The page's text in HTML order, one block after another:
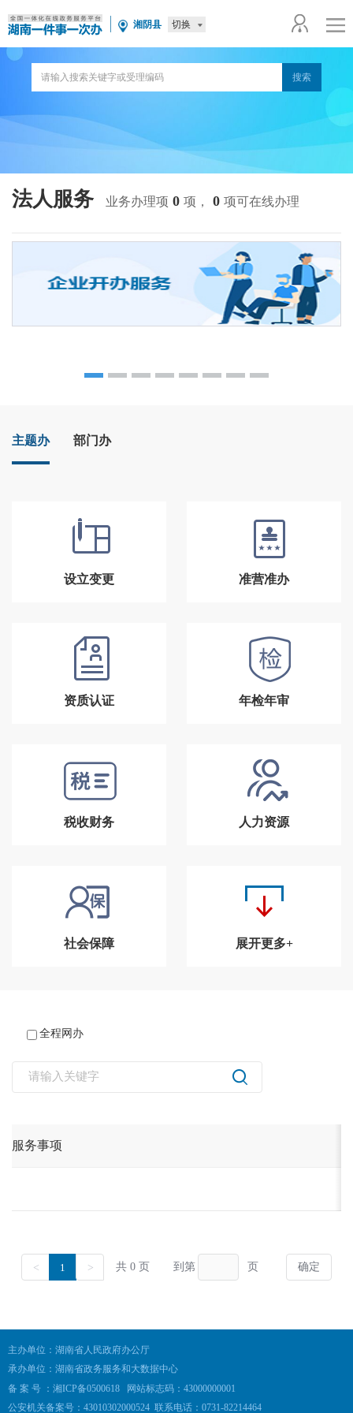
湘阴县 切换
法人服务 业务办理项 0 项， 0 项可在线办理
主题办 部门办
设立变更 准营准办
资质认证 年检年审
税收财务 人力资源
社会保障 展开更多+
全程网办
主办单位：湖南省人民政府办公厅
承办单位：湖南省政务服务和大数据中心
备 案 号 ：湘ICP备0500618 网站标志码：43000000001
公安机关备案号：43010302000524 联系电话：0731-82214464